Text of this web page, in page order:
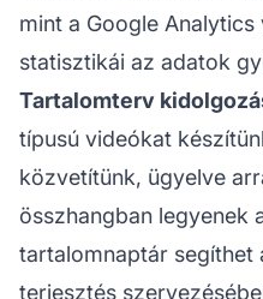
mint a Google
statisztikái az adatok
Tartalomterv
típusú videókat
közvetítünk, ügyelve
összhangban legyenek
tartalomnaptár segíthet
terjesztés